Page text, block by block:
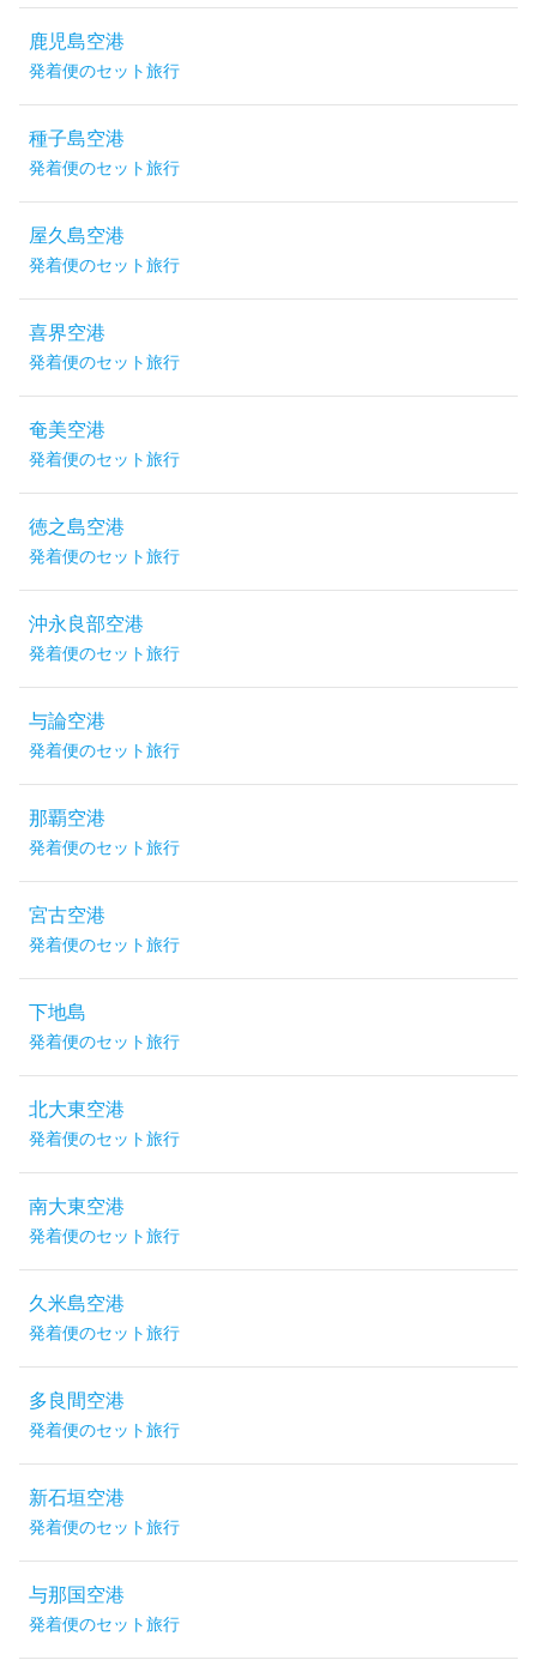
鹿児島空港
発着便のセット旅行
種子島空港
発着便のセット旅行
屋久島空港
発着便のセット旅行
喜界空港
発着便のセット旅行
奄美空港
発着便のセット旅行
徳之島空港
発着便のセット旅行
沖永良部空港
発着便のセット旅行
与論空港
発着便のセット旅行
那覇空港
発着便のセット旅行
宮古空港
発着便のセット旅行
下地島
発着便のセット旅行
北大東空港
発着便のセット旅行
南大東空港
発着便のセット旅行
久米島空港
発着便のセット旅行
多良間空港
発着便のセット旅行
新石垣空港
発着便のセット旅行
与那国空港
発着便のセット旅行